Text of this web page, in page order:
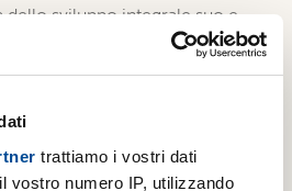
trattiamo i vostri dati
vostro numero IP, utilizzando
dello sviluppo integrale suo e
Aggiungi al carrello